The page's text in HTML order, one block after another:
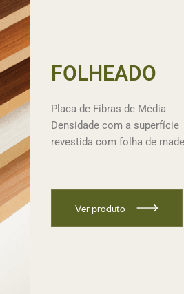
FOLHEADO
Placa de Fibras de Média
Densidade com a superfície
revestida com folha de
Verproduto